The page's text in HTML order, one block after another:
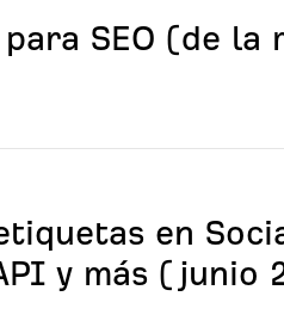
SEO (de la
en
y más (junio